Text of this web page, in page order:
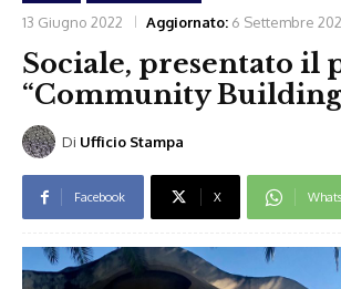
13 Giugno 2022 Aggiornato: 6 Settembre
Sociale, presentato il
“Community
Di Ufficio Stampa
Facebook X